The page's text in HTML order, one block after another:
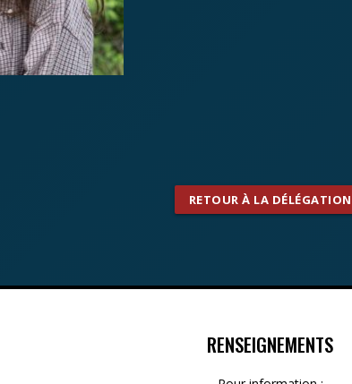
RETOUR À LA DÉLÉGATION
RENSEIGNEMENTS